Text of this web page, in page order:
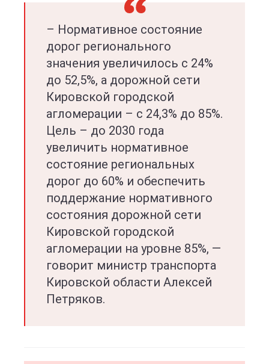
– Нормативное состояние
дорог регионального
значения увеличилось с 24%
до 52,5%, а дорожной сети
Кировской городской
агломерации – с 24,3% до 85%.
Цель – до 2030 года
увеличить нормативное
состояние региональных
дорог до 60% и обеспечить
поддержание нормативного
состояния дорожной сети
Кировской городской
агломерации на уровне 85%, —
говорит министр транспорта
Кировской области Алексей
Петряков.